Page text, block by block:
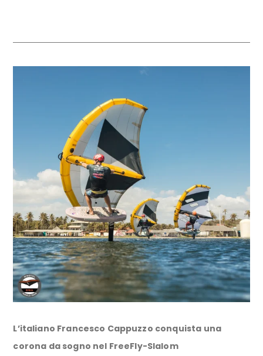
L’italiano Francesco Cappuzzo conquista una
corona da sogno nel FreeFly-Slalom